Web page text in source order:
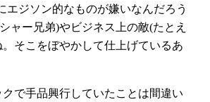
ジソン的なものが嫌いなんだろう
ャー兄弟)やビジネス上の敵(たとえ
そこをぼやかして仕上げているあ
で手品興行していたことは間違い